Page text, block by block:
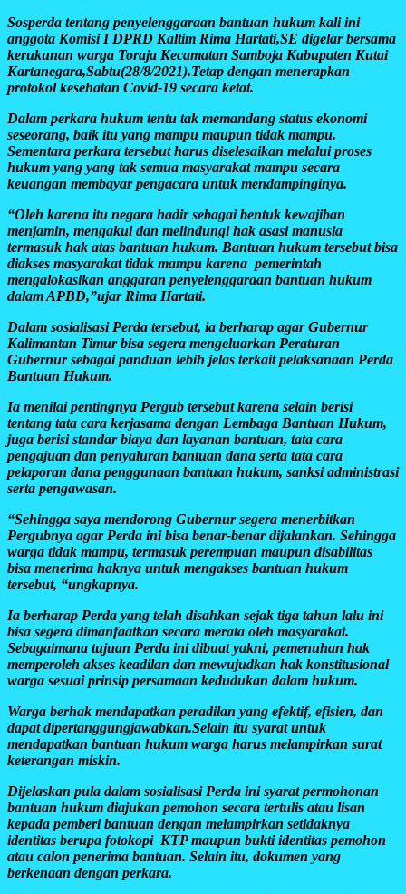
Sosperda tentang penyelenggaraan bantuan hukum kali ini
anggota Komisi I DPRD Kaltim Rima Hartati,SE digelar bersama
kerukunan warga Toraja Kecamatan Samboja Kabupaten Kutai
Kartanegara,Sabtu(28/8/2021).Tetap dengan menerapkan
protokol kesehatan Covid-19 secara ketat.
Dalam perkara hukum tentu tak memandang status ekonomi
seseorang, baik itu yang mampu maupun tidak mampu.
Sementara perkara tersebut harus diselesaikan melalui proses
hukum yang yang tak semua masyarakat mampu secara
keuangan membayar pengacara untuk mendampinginya.
“Oleh karena itu negara hadir sebagai bentuk kewajiban
menjamin, mengakui dan melindungi hak asasi manusia
termasuk hak atas bantuan hukum. Bantuan hukum tersebut bisa
diakses masyarakat tidak mampu karena pemerintah
mengalokasikan anggaran penyelenggaraan bantuan hukum
dalam APBD,”ujar Rima Hartati.
Dalam sosialisasi Perda tersebut, ia berharap agar Gubernur
Kalimantan Timur bisa segera mengeluarkan Peraturan
Gubernur sebagai panduan lebih jelas terkait pelaksanaan Perda
Bantuan Hukum.
Ia menilai pentingnya Pergub tersebut karena selain berisi
tentang tata cara kerjasama dengan Lembaga Bantuan Hukum,
juga berisi standar biaya dan layanan bantuan, tata cara
pengajuan dan penyaluran bantuan dana serta tata cara
pelaporan dana penggunaan bantuan hukum, sanksi administrasi
serta pengawasan.
“Sehingga saya mendorong Gubernur segera menerbitkan
Pergubnya agar Perda ini bisa benar-benar dijalankan. Sehingga
warga tidak mampu, termasuk perempuan maupun disabilitas
bisa menerima haknya untuk mengakses bantuan hukum
tersebut, “ungkapnya.
Ia berharap Perda yang telah disahkan sejak tiga tahun lalu ini
bisa segera dimanfaatkan secara merata oleh masyarakat.
Sebagaimana tujuan Perda ini dibuat yakni, pemenuhan hak
memperoleh akses keadilan dan mewujudkan hak konstitusional
warga sesuai prinsip persamaan kedudukan dalam hukum.
Warga berhak mendapatkan peradilan yang efektif, efisien, dan
dapat dipertanggungjawabkan.Selain itu syarat untuk
mendapatkan bantuan hukum warga harus melampirkan surat
keterangan miskin.
Dijelaskan pula dalam sosialisasi Perda ini syarat permohonan
bantuan hukum diajukan pemohon secara tertulis atau lisan
kepada pemberi bantuan dengan melampirkan setidaknya
identitas berupa fotokopi KTP maupun bukti identitas pemohon
atau calon penerima bantuan. Selain itu, dokumen yang
berkenaan dengan perkara.